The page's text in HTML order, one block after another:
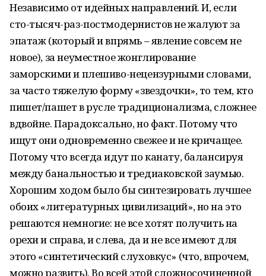
Независимо от идейных направлений. И, если
сто-тысяч-раз-постмодернистов не жалуют за
эпатаж (который и впрямь – явление совсем не
новое), за неуместное жонглирование
заморскими и плешиво-нецензурными словами,
за часто тяжелую форму «звездочки», то тем, кто
пишет/пашет в русле традиционализма, сложнее
вдвойне. Парадоксально, но факт. Потому что
ищут они одновременно свежее и не кричащее.
Потому что всегда идут по канату, балансируя
между банальностью и тредиаковской заумью.
Хорошим ходом было бы синтезировать лучшее
обоих «литературных цивилизаций», но на это
решаются немногие: не все хотят получить на
орехи и справа, и слева, да и не все имеют для
этого «синтетический слуховкус» (что, впрочем,
можно развить). Во всей этой сложносочиненной